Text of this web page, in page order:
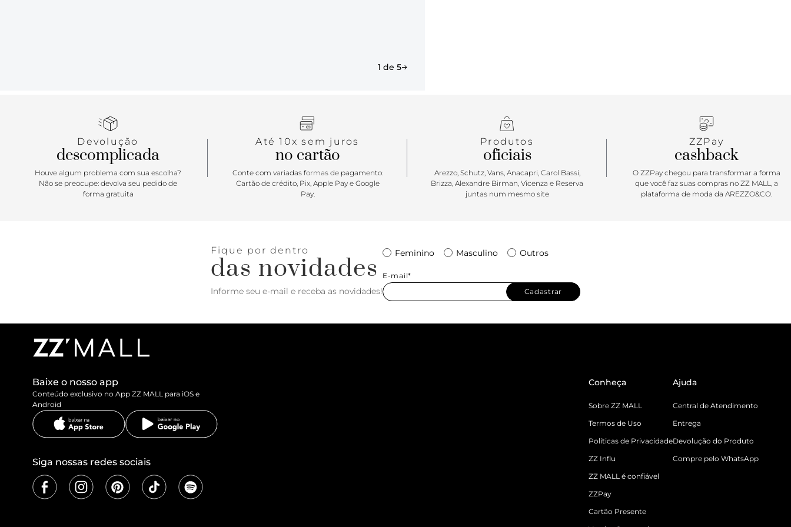
1 de 5
Devolução
descomplicada
Houve algum problema com sua escolha?
Não se preocupe: devolva seu pedido de
forma gratuita
Até 10x sem juros
no cartão
Conte com variadas formas de pagamento:
Cartão de crédito, Pix, Apple Pay e Google
Pay.
Produtos
oficiais
Arezzo, Schutz, Vans, Anacapri, Carol Bassi,
Brizza, Alexandre Birman, Vicenza e Reserva
juntas num mesmo site
ZZPay
cashback
O ZZPay chegou para transformar a forma
que você faz suas compras no ZZ MALL, a
plataforma de moda da AREZZO&CO.
Fique por dentro
das novidades
Informe seu e-mail e receba as novidades!
Feminino Masculino Outros
E-mail*
Cadastrar
Baixe o nosso app
Conteúdo exclusivo no App ZZ MALL para iOS e
Android
Siga nossas redes sociais
Conheça
Sobre ZZ MALL
Termos de Uso
Políticas de Privacidade
ZZ Influ
ZZ MALL é confiável
ZZPay
Cartão Presente
Ajuda
Central de Atendimento
Entrega
Devolução do Produto
Compre pelo WhatsApp